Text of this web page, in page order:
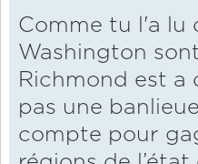
Comme tu l'a lu
Washington
Richmond est a
pas une
compte pour